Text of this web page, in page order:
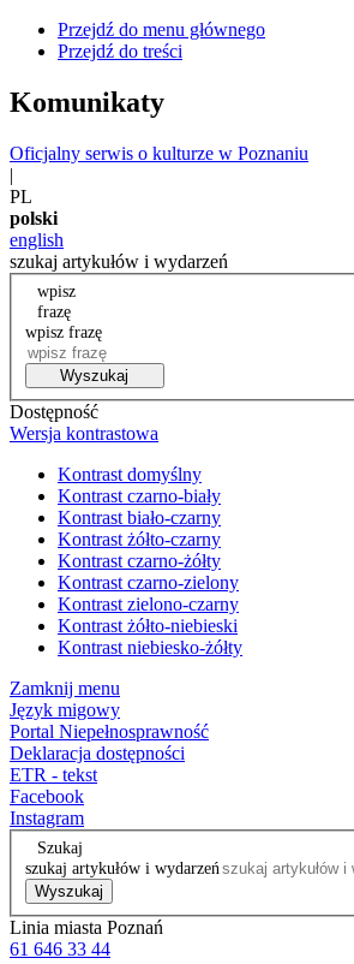
Przejdź do menu głównego
Przejdź do treści
Komunikaty
Oficjalny serwis o kulturze w Poznaniu
|
PL
polski
english
szukaj artykułów i wydarzeń
wpisz
frazę
wpisz frazę
Wyszukaj
Dostępność
Wersja kontrastowa
Kontrast domyślny
Kontrast czarno-biały
Kontrast biało-czarny
Kontrast żółto-czarny
Kontrast czarno-żółty
Kontrast czarno-zielony
Kontrast zielono-czarny
Kontrast żółto-niebieski
Kontrast niebiesko-żółty
Zamknij menu
Język migowy
Portal Niepełnosprawność
Deklaracja dostępności
ETR - tekst
Facebook
Instagram
Szukaj
szukaj artykułów i wydarzeń
Wyszukaj
Linia miasta Poznań
61 646 33 44